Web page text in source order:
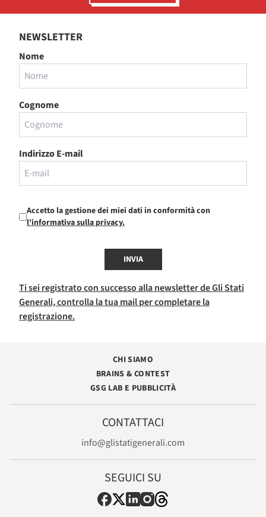
NEWSLETTER
Nome
Cognome
Indirizzo E-mail
Accetto la gestione dei miei dati in conformità con
l'informativa sulla privacy.
INVIA
Ti sei registrato con successo alla newsletter de Gli Stati
Generali, controlla la tua mail per completare la
registrazione.
CHI SIAMO
BRAINS & CONTEST
GSG LAB E PUBBLICITÀ
CONTATTACI
info@glistatigenerali.com
SEGUICI SU